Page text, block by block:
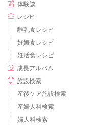
体験談
レシピ
離乳食レシピ
妊娠食レシピ
妊活食レシピ
成長アルバム
施設検索
産後ケア施設検索
産婦人科検索
婦人科検索